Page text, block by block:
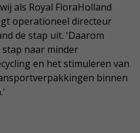
als Royal FloraHolland
operationeel directeur
de stap uit. 'Daarom
naar minder
en het stimuleren van
binnen